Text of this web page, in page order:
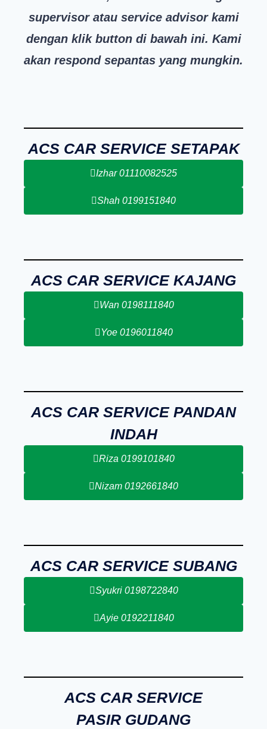
supervisor atau service advisor kami
dengan klik button di bawah ini. Kami
akan respond sepantas yang mungkin.
ACS CAR SERVICE SETAPAK
Izhar 01110082525
Shah 0199151840
ACS CAR SERVICE KAJANG
Wan 0198111840
Yoe 0196011840
ACS CAR SERVICE PANDAN
INDAH
Riza 0199101840
Nizam 0192661840
ACS CAR SERVICE SUBANG
Syukri 0198722840
Ayie 0192211840
ACS CAR SERVICE
PASIR GUDANG